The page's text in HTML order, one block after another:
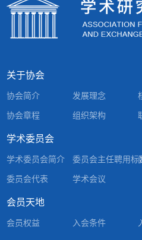
关于协会
协会简介 发展理念
协会章程 组织架构
学术委员会
学术委员会简介 委员会主任聘用标
委员会代表 学术会议
会员天地
会员权益 入会条件